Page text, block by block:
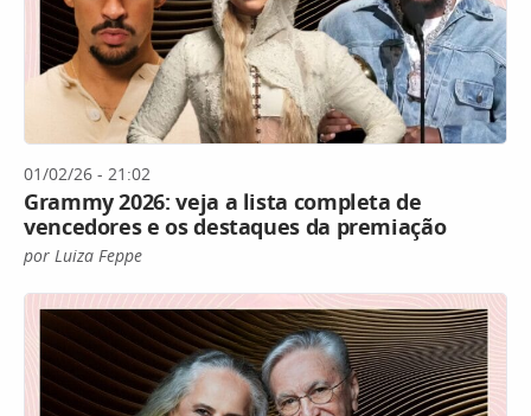
01/02/26 - 21:02
Grammy 2026: veja a lista completa de
vencedores e os destaques da premiação
por Luiza Feppe